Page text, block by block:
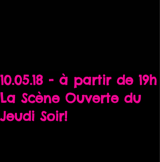
10.05.18 - à partir de 19h
La Scène Ouverte du
Jeudi Soir!